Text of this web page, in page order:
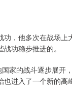
功，他多次在战场
功稳步推进的。
家的战斗逐步展开
进入了一个新的高